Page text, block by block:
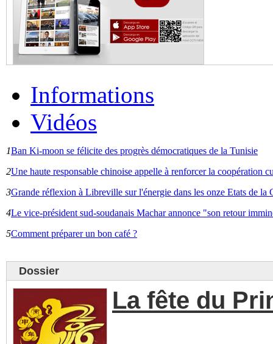
Informations
Vidéos
1Ban Ki-moon se félicite des progrès démocratiques de la Tunisie
2Une haute responsable chinoise appelle à renforcer la coopération
3Grande réflexion à Libreville sur l'énergie dans les onze Etats de la
4Le vice-président sud-soudanais Machar annonce "son retour
5Comment préparer un bon café ?
Dossier
La fête du